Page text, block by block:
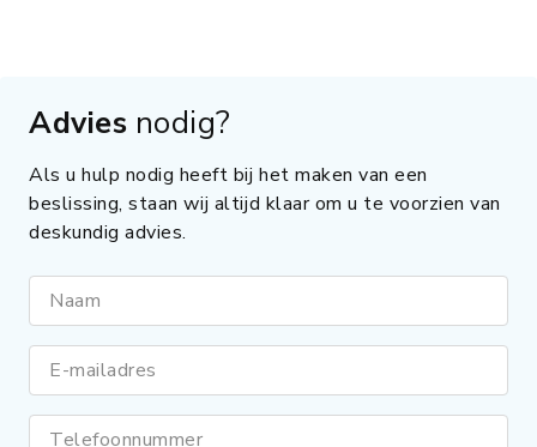
Advies nodig?
Als u hulp nodig heeft bij het maken van een
beslissing, staan wij altijd klaar om u te voorzien van
deskundig advies.
Naam
E-mailadres
Telefoonnummer